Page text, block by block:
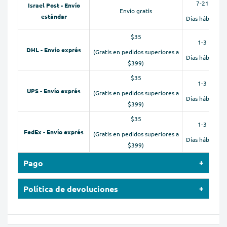
Israel Post - Envío
estándar
Envío gratis
7-21
Días hábiles
DHL - Envío exprés
$35
(Gratis en pedidos superiores a
$399)
1-3
Días hábiles
UPS - Envío exprés
$35
(Gratis en pedidos superiores a
$399)
1-3
Días hábiles
FedEx - Envío exprés
$35
(Gratis en pedidos superiores a
$399)
1-3
Días hábiles
Pago
Nuestra tienda en línea acepta pagos con tarjetas de
crédito (Visa, MasterCard, Maestro, American Express),
PayPal y Apple Pay.
Política de devoluciones